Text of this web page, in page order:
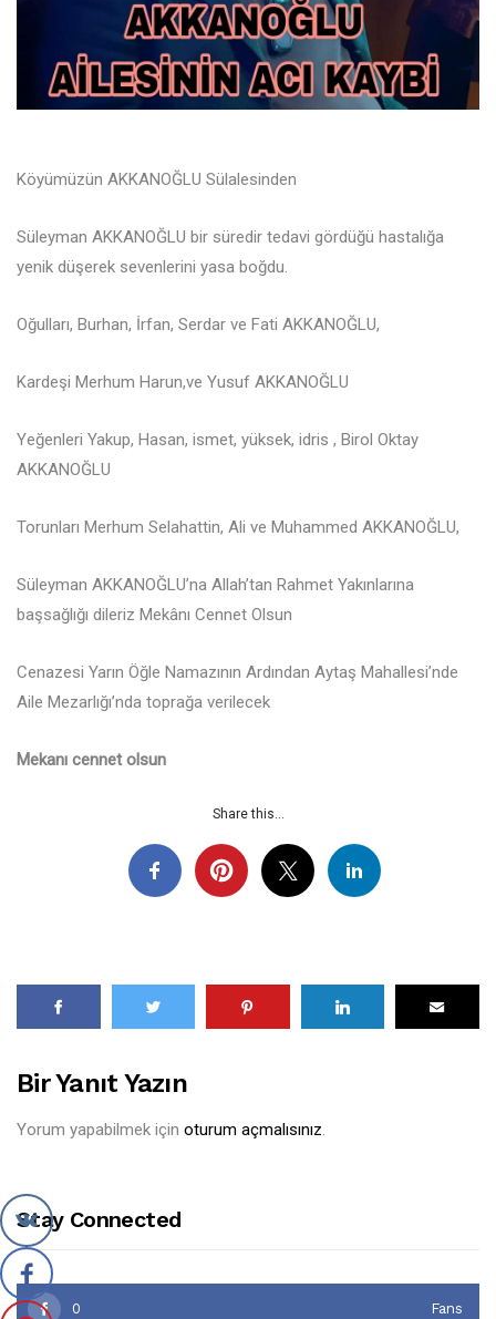
Köyümüzün AKKANOĞLU Sülalesinden
Süleyman AKKANOĞLU bir süredir tedavi gördüğü hastalığa
yenik düşerek sevenlerini yasa boğdu.
Oğulları, Burhan, İrfan, Serdar ve Fati AKKANOĞLU,
Kardeşi Merhum Harun,ve Yusuf AKKANOĞLU
Yeğenleri Yakup, Hasan, ismet, yüksek, idris , Birol Oktay
AKKANOĞLU
Torunları Merhum Selahattin, Ali ve Muhammed AKKANOĞLU,
Süleyman AKKANOĞLU’na Allah’tan Rahmet Yakınlarına
başsağlığı dileriz Mekânı Cennet Olsun
Cenazesi Yarın Öğle Namazının Ardından Aytaş Mahallesi’nde
Aile Mezarlığı’nda toprağa verilecek
Mekanı cennet olsun
Share this...
Bir Yanıt Yazın
Yorum yapabilmek için oturum açmalısınız.
Stay Connected
0 Fans